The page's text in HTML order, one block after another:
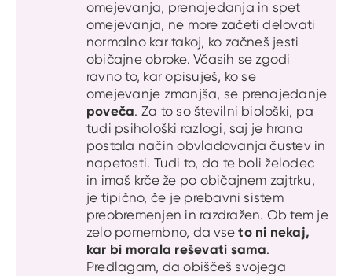
omejevanja, prenajedanja in spet
omejevanja, ne more začeti delovati
normalno kar takoj, ko začneš jesti
običajne obroke. Včasih se zgodi
ravno to, kar opisuješ, ko se
omejevanje zmanjša, se prenajedanje
poveča. Za to so številni biološki, pa
tudi psihološki razlogi, saj je hrana
postala način obvladovanja čustev in
napetosti. Tudi to, da te boli želodec
in imaš krče že po običajnem zajtrku,
je tipično, če je prebavni sistem
preobremenjen in razdražen. Ob tem je
zelo pomembno, da vseto ni nekaj,
kar bi morala reševati sama.
Predlagam, da obiščeš svojega